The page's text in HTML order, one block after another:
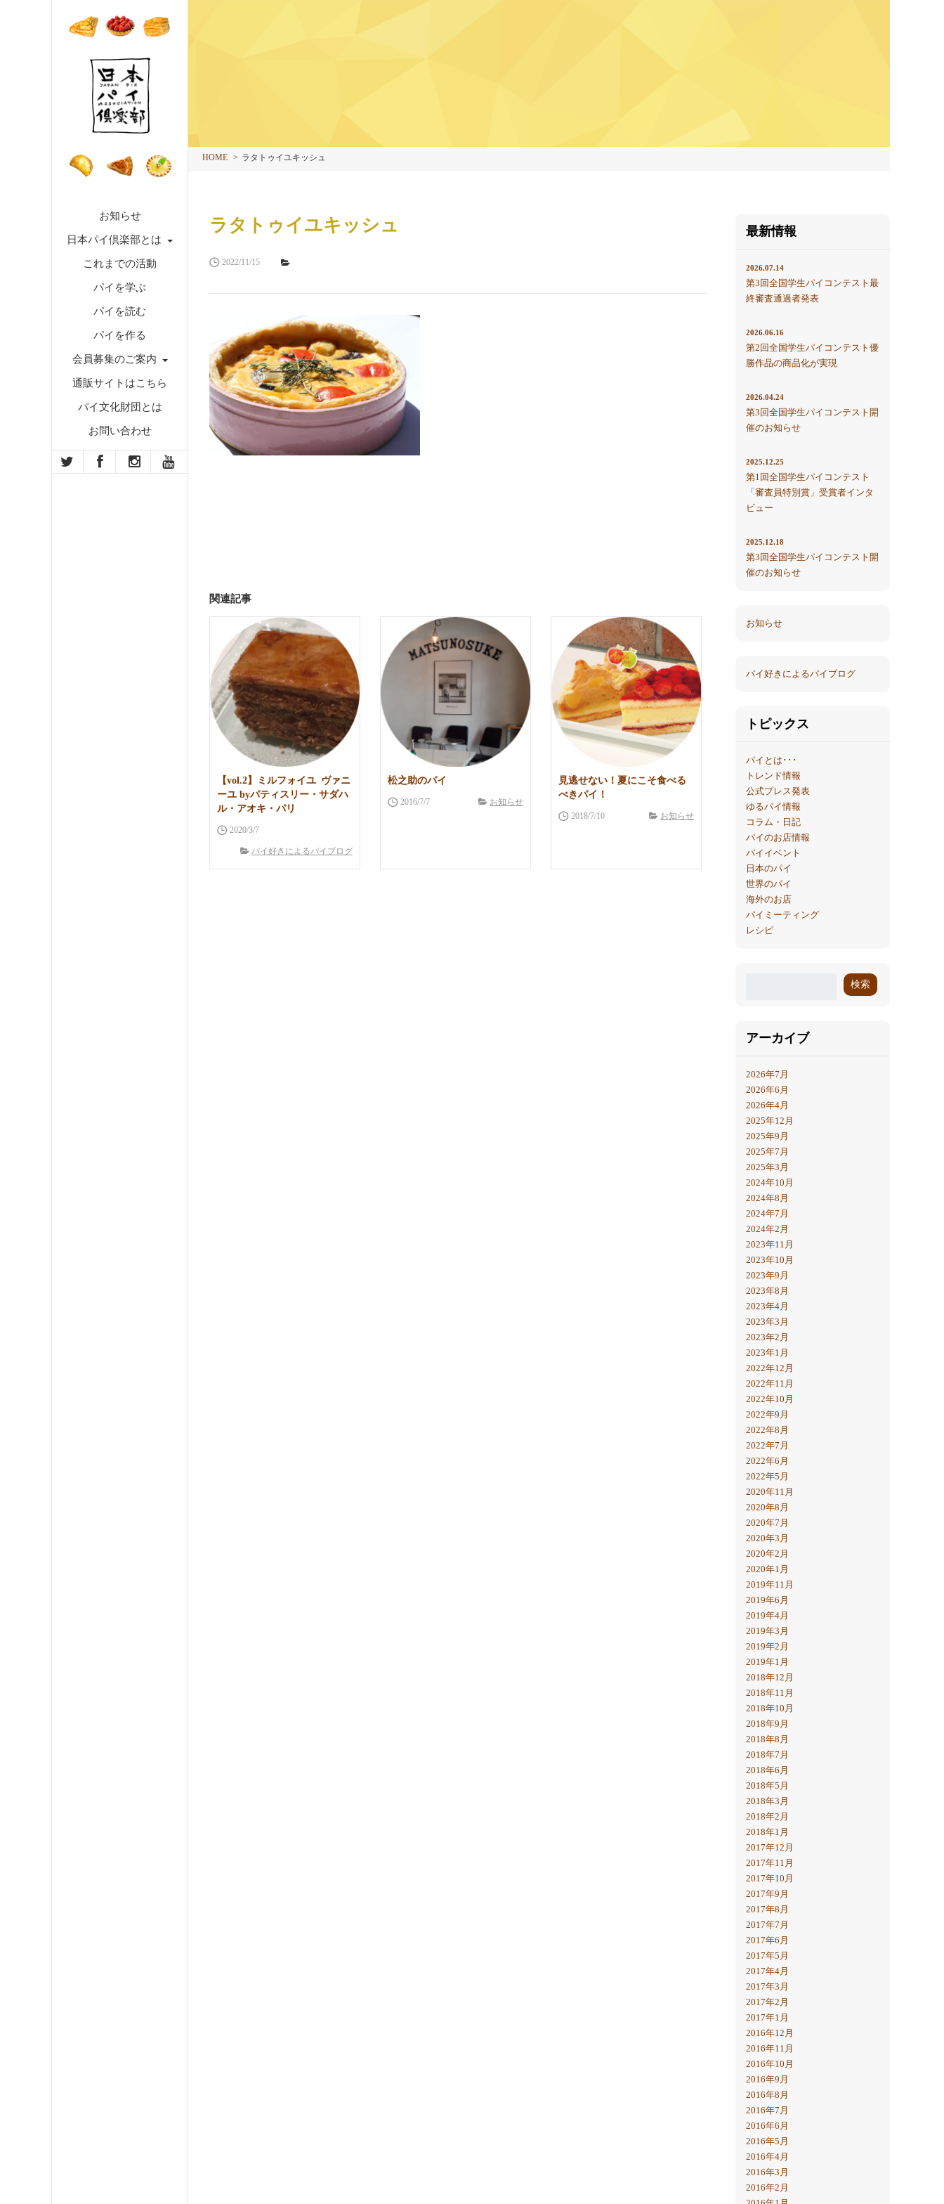
お知らせ
日本パイ倶楽部とは
これまでの活動
パイを学ぶ
パイを読む
パイを作る
会員募集のご案内
通販サイトはこちら
パイ文化財団とは
お問い合わせ
HOME ラタトゥイユキッシュ
ラタトゥイユキッシュ
2022/11/15
関連記事
【vol.2】ミルフォイユ ヴァニ
ーユ byパティスリー・サダハ
ル・アオキ・パリ
2020/3/7
パイ好きによるパイブログ
松之助のパイ
2016/7/7 お知らせ
見逃せない！夏にこそ食べる
べきパイ！
2018/7/10 お知らせ
最新情報
2026.07.14
第3回全国学生パイコンテスト最
終審査通過者発表
2026.06.16
第2回全国学生パイコンテスト優
勝作品の商品化が実現
2026.04.24
第3回全国学生パイコンテスト開
催のお知らせ
2025.12.25
第1回全国学生パイコンテスト
「審査員特別賞」受賞者インタ
ビュー
2025.12.18
第3回全国学生パイコンテスト開
催のお知らせ
お知らせ
パイ好きによるパイブログ
トピックス
パイとは･･･
トレンド情報
公式プレス発表
ゆるパイ情報
コラム・日記
パイのお店情報
パイイベント
日本のパイ
世界のパイ
海外のお店
パイミーティング
レシピ
検索
アーカイブ
2026年7月
2026年6月
2026年4月
2025年12月
2025年9月
2025年7月
2025年3月
2024年10月
2024年8月
2024年7月
2024年2月
2023年11月
2023年10月
2023年9月
2023年8月
2023年4月
2023年3月
2023年2月
2023年1月
2022年12月
2022年11月
2022年10月
2022年9月
2022年8月
2022年7月
2022年6月
2022年5月
2020年11月
2020年8月
2020年7月
2020年3月
2020年2月
2020年1月
2019年11月
2019年6月
2019年4月
2019年3月
2019年2月
2019年1月
2018年12月
2018年11月
2018年10月
2018年9月
2018年8月
2018年7月
2018年6月
2018年5月
2018年3月
2018年2月
2018年1月
2017年12月
2017年11月
2017年10月
2017年9月
2017年8月
2017年7月
2017年6月
2017年5月
2017年4月
2017年3月
2017年2月
2017年1月
2016年12月
2016年11月
2016年10月
2016年9月
2016年8月
2016年7月
2016年6月
2016年5月
2016年4月
2016年3月
2016年2月